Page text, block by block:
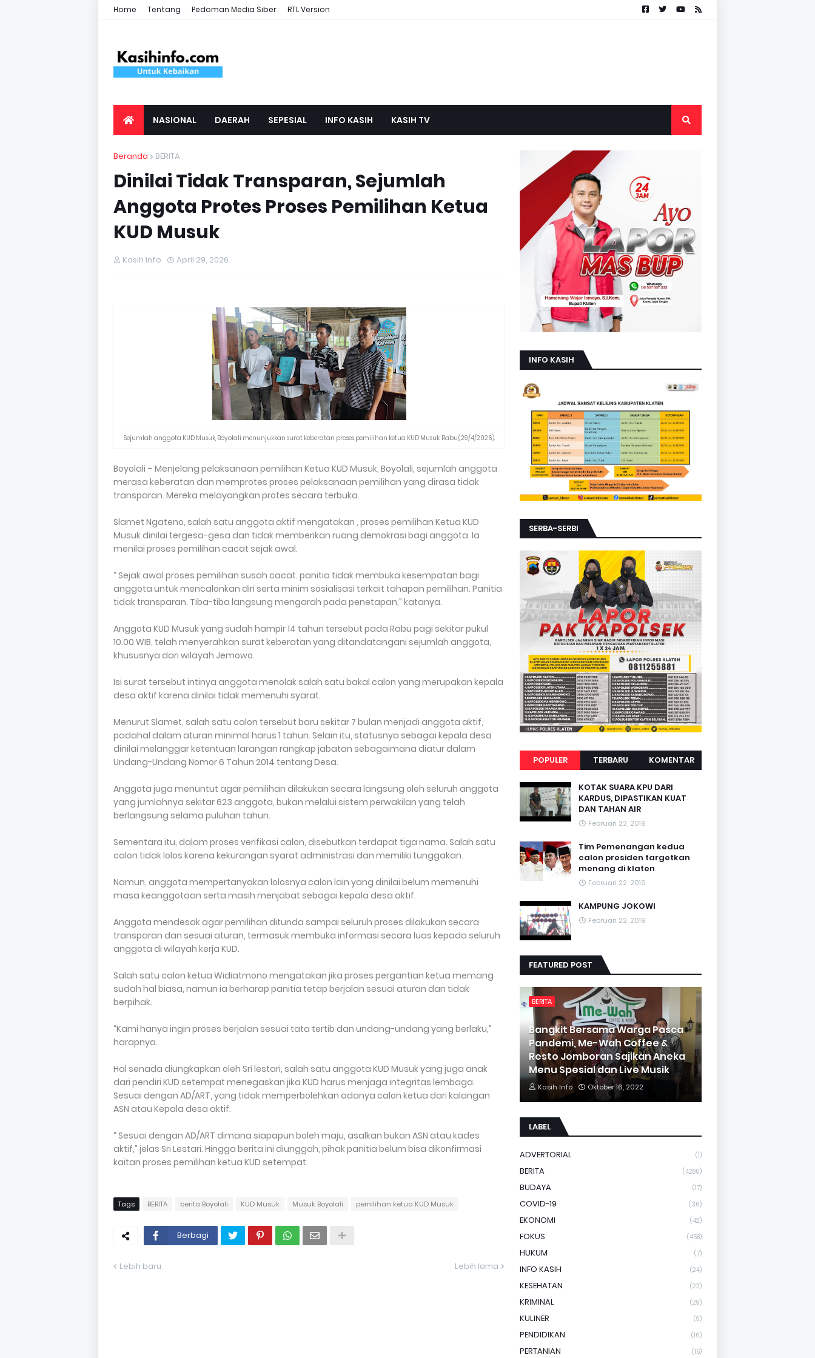
Home Tentang Pedoman Media Siber RTL Version
NASIONAL DAERAH SEPESIAL INFO KASIH KASIH TV
Beranda BERITA
Dinilai Tidak Transparan, Sejumlah
Anggota Protes Proses Pemilihan Ketua
KUD Musuk
Kasih Info April 29, 2026
Sejumlah anggota KUD Musuk, Boyolali menunjukkan surat keberatan proses pemilihan ketua KUD Musuk. Rabu,(29/4/2026).
Boyolali – Menjelang pelaksanaan pemilihan Ketua KUD Musuk, Boyolali, sejumlah anggota
merasa keberatan dan memprotes proses pelaksanaan pemilihan yang dirasa tidak
transparan. Mereka melayangkan protes secara terbuka.
Slamet Ngateno, salah satu anggota aktif mengatakan , proses pemilihan Ketua KUD
Musuk dinilai tergesa-gesa dan tidak memberikan ruang demokrasi bagi anggota. Ia
menilai proses pemilihan cacat sejak awal.
“ Sejak awal proses pemilihan susah cacat. panitia tidak membuka kesempatan bagi
anggota untuk mencalonkan diri serta minim sosialisasi terkait tahapan pemilihan. Panitia
tidak transparan. Tiba-tiba langsung mengarah pada penetapan,” katanya.
Anggota KUD Musuk yang sudah hampir 14 tahun tersebut pada Rabu pagi sekitar pukul
10.00 WIB, telah menyerahkan surat keberatan yang ditandatangani sejumlah anggota,
khususnya dari wilayah Jemowo.
Isi surat tersebut intinya anggota menolak salah satu bakal calon yang merupakan kepala
desa aktif karena dinilai tidak memenuhi syarat.
Menurut Slamet, salah satu calon tersebut baru sekitar 7 bulan menjadi anggota aktif,
padahal dalam aturan minimal harus 1 tahun. Selain itu, statusnya sebagai kepala desa
dinilai melanggar ketentuan larangan rangkap jabatan sebagaimana diatur dalam
Undang-Undang Nomor 6 Tahun 2014 tentang Desa.
Anggota juga menuntut agar pemilihan dilakukan secara langsung oleh seluruh anggota
yang jumlahnya sekitar 623 anggota, bukan melalui sistem perwakilan yang telah
berlangsung selama puluhan tahun.
Sementara itu, dalam proses verifikasi calon, disebutkan terdapat tiga nama. Salah satu
calon tidak lolos karena kekurangan syarat administrasi dan memiliki tunggakan.
Namun, anggota mempertanyakan lolosnya calon lain yang dinilai belum memenuhi
masa keanggotaan serta masih menjabat sebagai kepala desa aktif.
Anggota mendesak agar pemilihan ditunda sampai seluruh proses dilakukan secara
transparan dan sesuai aturan, termasuk membuka informasi secara luas kepada seluruh
anggota di wilayah kerja KUD.
Salah satu calon ketua Widiatmono mengatakan jika proses pergantian ketua memang
sudah hal biasa, namun ia berharap panitia tetap berjalan sesuai aturan dan tidak
berpihak.
“Kami hanya ingin proses berjalan sesuai tata tertib dan undang-undang yang berlaku,”
harapnya.
Hal senada diungkapkan oleh Sri lestari, salah satu anggota KUD Musuk yang juga anak
dari pendiri KUD setempat menegaskan jika KUD harus menjaga integritas lembaga.
Sesuai dengan AD/ART, yang tidak memperbolehkan adanya calon ketua dari kalangan
ASN atau Kepala desa aktif.
“ Sesuai dengan AD/ART dimana siapapun boleh maju, asalkan bukan ASN atau kades
aktif,” jelas Sri Lestari. Hingga berita ini diunggah, pihak panitia belum bisa dikonfirmasi
kaitan proses pemilihan ketua KUD setempat.
Tags BERITA berita Boyolali KUD Musuk Musuk Boyolali pemilihan ketua KUD Musuk
Berbagi
Lebih baru Lebih lama
INFO KASIH
SERBA-SERBI
POPULER TERBARU KOMENTAR
KOTAK SUARA KPU DARI
KARDUS, DIPASTIKAN KUAT
DAN TAHAN AIR
Februari 22, 2019
Tim Pemenangan kedua
calon presiden targetkan
menang di klaten
Februari 22, 2019
KAMPUNG JOKOWI
Februari 22, 2019
FEATURED POST
BERITA
Bangkit Bersama Warga Pasca
Pandemi, Me-Wah Coffee &
Resto Jomboran Sajikan Aneka
Menu Spesial dan Live Musik
Kasih Info Oktober 16, 2022
LABEL
ADVERTORIAL (1)
BERITA (4286)
BUDAYA (17)
COVID-19 (36)
EKONOMI (42)
FOKUS (458)
HUKUM (7)
INFO KASIH (24)
KESEHATAN (22)
KRIMINAL (29)
KULINER (9)
PENDIDIKAN (16)
PERTANIAN (15)